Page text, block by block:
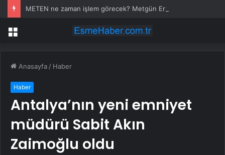
Menü
Anasayfa / Haber
Haber
Antalya’nın yeni emniyet
müdürü Sabit Akın
Zaimoğlu oldu